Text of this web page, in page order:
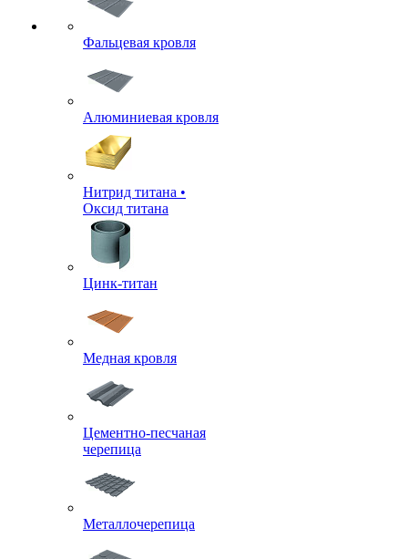
Фальцевая кровля
Алюминиевая кровля
Нитрид титана •
Оксид титана
Цинк-титан
Медная кровля
Цементно-песчаная
черепица
Металлочерепица